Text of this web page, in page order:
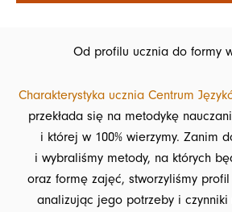
Od profilu ucznia do formy
Charakterystyka ucznia Centrum
przekłada się na metodykę
i której w 100% wierzymy. Zanim
i wybraliśmy metody, na których
oraz formę zajęć, stworzyliśmy profil
analizując jego potrzeby i czynniki